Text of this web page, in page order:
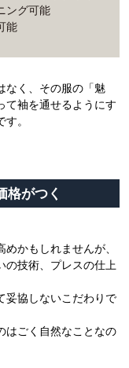
ング可能
能
なく、その服の「魅
て袖を通せるようにす
。
格がつく
かもしれませんが、
の技術、プレスの仕上
妥協しないこだわりで
はごく自然なことなの